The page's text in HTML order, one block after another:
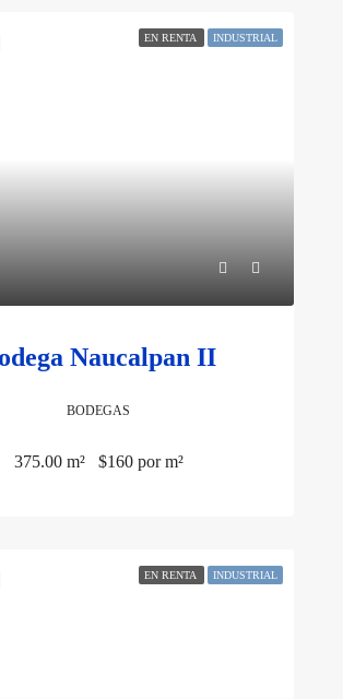
EN RENTA INDUSTRIAL
Naucalpan II
BODEGAS
375.00 m² $160 por m²
EN RENTA INDUSTRIAL